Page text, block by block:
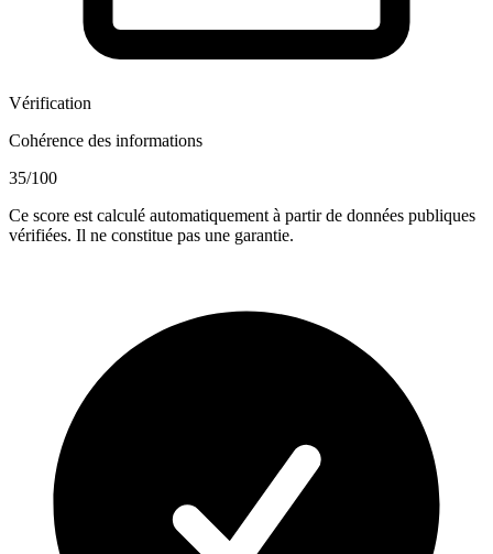
Vérification
Cohérence des informations
35/100
Ce score est calculé automatiquement à partir de données publiques
vérifiées. Il ne constitue pas une garantie.